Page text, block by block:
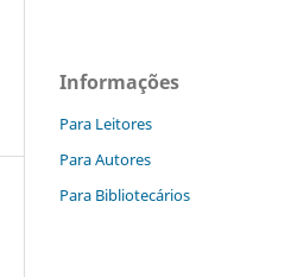
Informações
Para Leitores
Para Autores
Para Bibliotecários